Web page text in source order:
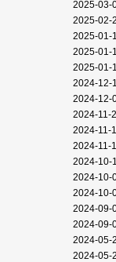
2025-03-
2025-02-
2025-01-
2025-01-
2025-01-
2024-12-
2024-12-
2024-11-
2024-11-
2024-11-
2024-10-
2024-10-
2024-10-
2024-09-
2024-09-
2024-05-
2024-05-